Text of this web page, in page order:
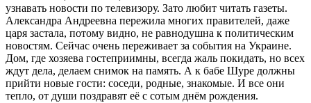
узнавать новости по телевизору. Зато любит читать газеты.
Александра Андреевна пережила многих правителей, даже
царя застала, потому видно, не равнодушна к политическим
новостям. Сейчас очень переживает за события на Украине.
Дом, где хозяева гостеприимны, всегда жаль покидать, но всех
ждут дела, делаем снимок на память. А к бабе Шуре должны
прийти новые гости: соседи, родные, знакомые. И все они
тепло, от души поздравят её с сотым днём рождения.